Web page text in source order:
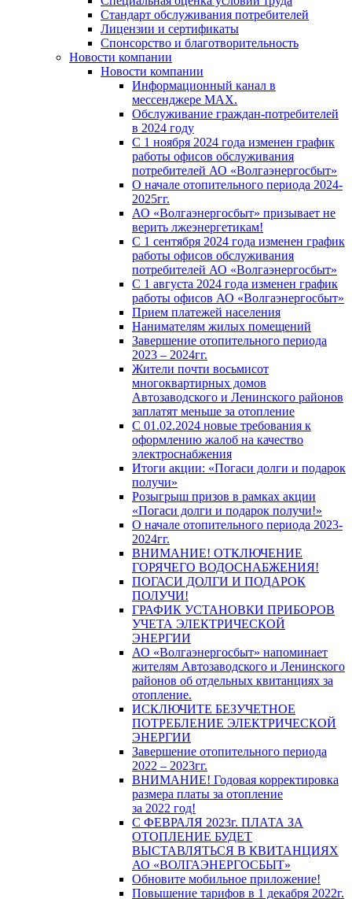
Стандарт обслуживания потребителей
Лицензии и сертификаты
Спонсорство и благотворительность
Новости компании
Новости компании
Информационный канал в
мессенджере MAX.
Обслуживание граждан-потребителей
в 2024 году
С 1 ноября 2024 года изменен график
работы офисов обслуживания
потребителей АО «Волгаэнергосбыт»
О начале отопительного периода 2024-
2025гг.
АО «Волгаэнергосбыт» призывает не
верить лжеэнергетикам!
С 1 сентября 2024 года изменен график
работы офисов обслуживания
потребителей АО «Волгаэнергосбыт»
С 1 августа 2024 года изменен график
работы офисов АО «Волгаэнергосбыт»
Прием платежей населения
Нанимателям жилых помещений
Завершение отопительного периода
2023 – 2024гг.
Жители почти восьмисот
многоквартирных домов
Автозаводского и Ленинского районов
заплатят меньше за отопление
С 01.02.2024 новые требования к
оформлению жалоб на качество
электроснабжения
Итоги акции: «Погаси долги и подарок
получи»
Розыгрыш призов в рамках акции
«Погаси долги и подарок получи!»
О начале отопительного периода 2023-
2024гг.
ВНИМАНИЕ! ОТКЛЮЧЕНИЕ
ГОРЯЧЕГО ВОДОСНАБЖЕНИЯ!
ПОГАСИ ДОЛГИ И ПОДАРОК
ПОЛУЧИ!
ГРАФИК УСТАНОВКИ ПРИБОРОВ
УЧЕТА ЭЛЕКТРИЧЕСКОЙ
ЭНЕРГИИ
АО «Волгаэнергосбыт» напоминает
жителям Автозаводского и Ленинского
районов об отдельных квитанциях за
отопление.
ИСКЛЮЧИТЕ БЕЗУЧЕТНОЕ
ПОТРЕБЛЕНИЕ ЭЛЕКТРИЧЕСКОЙ
ЭНЕРГИИ
Завершение отопительного периода
2022 – 2023гг.
ВНИМАНИЕ! Годовая корректировка
размера платы за отопление
за 2022 год!
С ФЕВРАЛЯ 2023г. ПЛАТА ЗА
ОТОПЛЕНИЕ БУДЕТ
ВЫСТАВЛЯТЬСЯ В КВИТАНЦИЯХ
АО «ВОЛГАЭНЕРГОСБЫТ»
Обновите мобильное приложение!
Повышение тарифов в 1 декабря 2022г.